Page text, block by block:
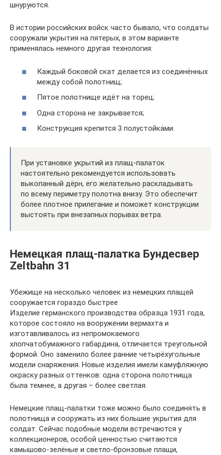
шнуруются.
В истории российских войск часто бывало, что солдаты
сооружали укрытия на пятерых, в этом варианте
применялась немного другая технология:
Каждый боковой скат делается из соединённых
между собой полотнищ;
Пятое полотнище идёт на торец;
Одна сторона не закрывается;
Конструкция крепится 3 полустойками.
При установке укрытий из плащ-палаток
настоятельно рекомендуется использовать
выкопанный дёрн, его желательно раскладывать
по всему периметру полотна внизу. Это обеспечит
более плотное прилегание и поможет конструкции
выстоять при внезапных порывах ветра.
Немецкая плащ-палатка Бундесвер
Zeltbahn 31
Убежище на несколько человек из немецких плащей
сооружается гораздо быстрее
Изделие германского производства образца 1931 года,
которое состояло на вооружении вермахта и
изготавливалось из непромокаемого
хлопчатобумажного габардина, отличается треугольной
формой. Оно заменило более ранние четырёхугольные
модели снаряжения. Новые изделия имели камуфляжную
окраску разных оттенков: одна сторона полотнища
была темнее, а другая – более светлая.
Немецкие плащ-палатки тоже можно было соединять в
полотнища и сооружать из них большие укрытия для
солдат. Сейчас подобные модели встречаются у
коллекционеров, особой ценностью считаются
камышово-зелёные и светло-бронзовые плащи,